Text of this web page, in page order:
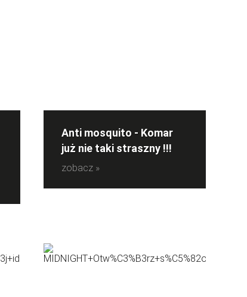
Anti mosquito - Komar
już nie taki straszny !!!
zobacz »